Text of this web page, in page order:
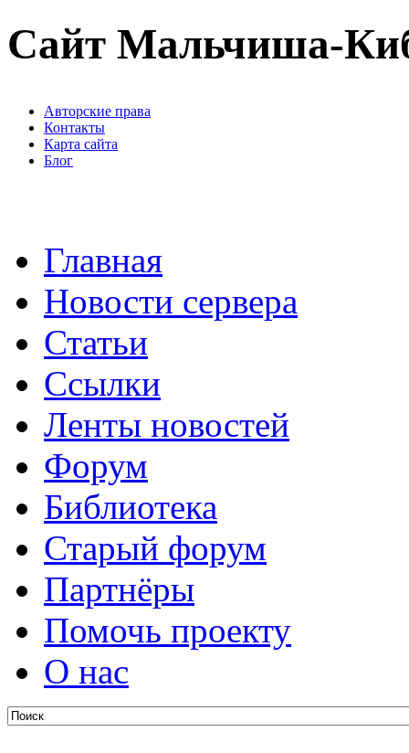
Сайт Мальчиша-
Авторские права
Контакты
Карта сайта
Блог
Главная
Новости сервера
Статьи
Ссылки
Ленты новостей
Форум
Библиотека
Старый форум
Партнёры
Помочь проекту
О нас